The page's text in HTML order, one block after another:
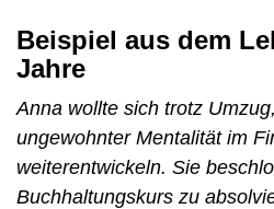
Beispiel aus dem
Jahre
Anna wollte sich trotz
ungewohnter Mentalität im
weiterentwickeln. Sie
Buchhaltungskurs zu